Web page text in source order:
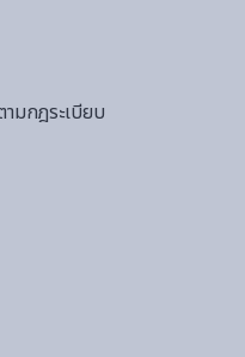
มกฎระเบียบ